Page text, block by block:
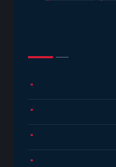
●
●
●
●